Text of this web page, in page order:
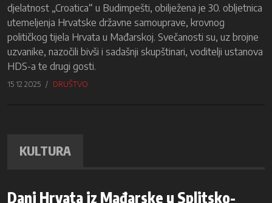
djelatnost „Croatica“ u Budimpešti, obilježena je 30. obljetnica
utemeljenja Hrvatske državne samouprave, krovnog
političkog tijela Hrvata u Mađarskoj. Svečanosti su, uz brojne
uzvanike, nazočili bivši i sadašnji skupštinari, voditelji ustanova
HDS-a te drugi gosti.
15 12 2025 DRUŠTVO
KULTURA
Dani Hrvata iz Mađarske u Splitsko-